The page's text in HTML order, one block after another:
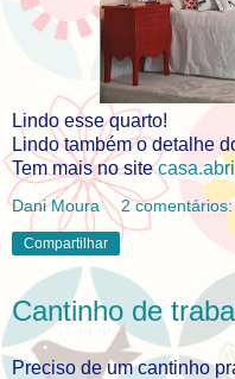
Lindo esse quarto!
Lindo também o detalhe
Tem mais no site
Dani Moura 2 comentários:
Compartilhar
Cantinho de
Preciso de um cantinho